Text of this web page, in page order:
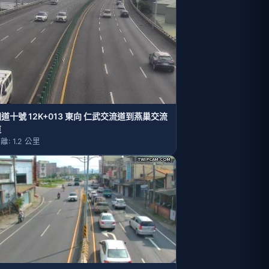
十號 12K+013 東向 仁武交流道到燕巢交流
: 1.2 公里